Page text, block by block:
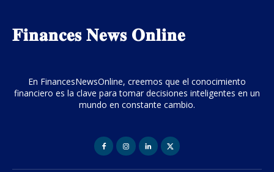
𝐅𝐢𝐧𝐚𝐧𝐜𝐞𝐬 𝐍𝐞𝐰𝐬 𝐎𝐧𝐥𝐢𝐧𝐞
En FinancesNewsOnline, creemos que el conocimiento
financiero es la clave para tomar decisiones inteligentes en un
mundo en constante cambio.